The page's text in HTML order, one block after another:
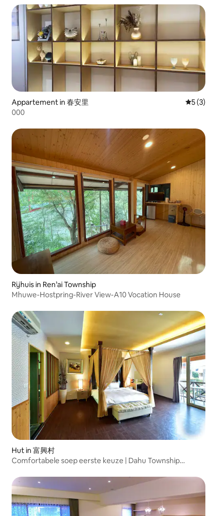
Appartement in 春安里
5 (3)
000
Rijhuis in Ren’ai Township
Mhuwe-Hostpring-River View-A10 Vocation House
Hut in 富興村
Comfortabele soep eerste keuze | Dahu Township